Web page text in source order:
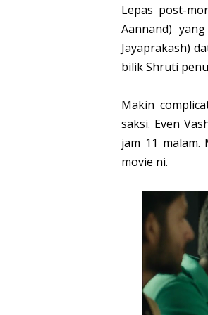
Lepas post-
Aannand)
Jayaprakash)
bilik Shruti
Makin
saksi. Even
jam 11
movie ni.